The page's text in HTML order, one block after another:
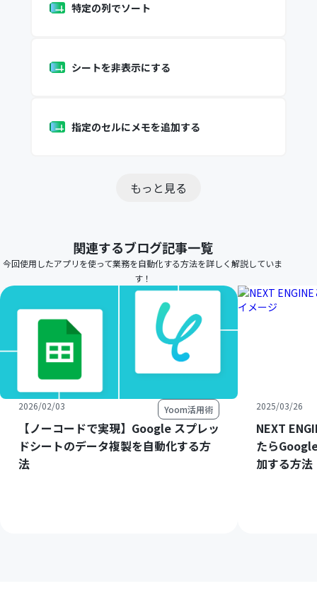
特定の列でソート
シートを非表示にする
指定のセルにメモを追加する
もっと見る
関連するブログ記事一覧
今回使用したアプリを使って業務を自動化する方法を詳しく解説していま
す！
2026/02/03 Yoom活用術
【ノーコードで実現】Google スプレッ
ドシートのデータ複製を自動化する方
法
2025/03/26
NEXT
たら
加する方法